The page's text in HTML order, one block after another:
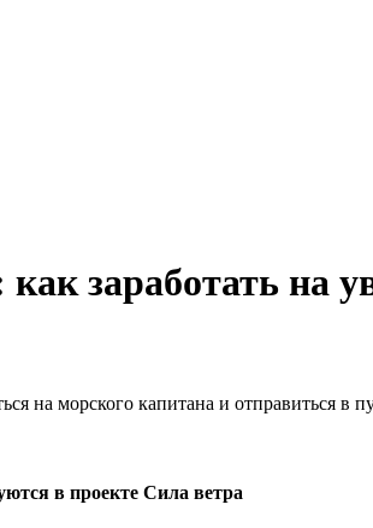
как заработать на
на морского капитана и отправиться в
в проекте Сила ветра